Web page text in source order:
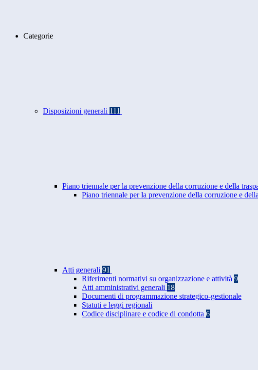
Categorie
Disposizioni generali 111
Piano triennale per la prevenzione della corruzione e della
Piano triennale per la prevenzione della corruzione e
Atti generali 91
Riferimenti normativi su organizzazione e attività 9
Atti amministrativi generali 18
Documenti di programmazione strategico-gestionale
Statuti e leggi regionali
Codice disciplinare e codice di condotta 6